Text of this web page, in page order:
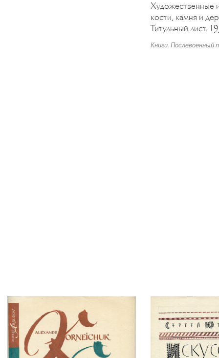
Художественные
кости, камня и
Титульный лист.
Книги. Послевоенный